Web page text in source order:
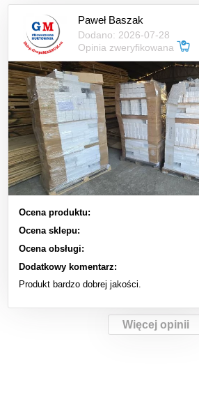
Paweł Baszak
Dodano: 2026-07-28
Opinia zweryfikowana
Ocena produktu:
Ocena sklepu:
Ocena obsługi:
Dodatkowy komentarz:
Produkt bardzo dobrej jakości.
Więcej opinii